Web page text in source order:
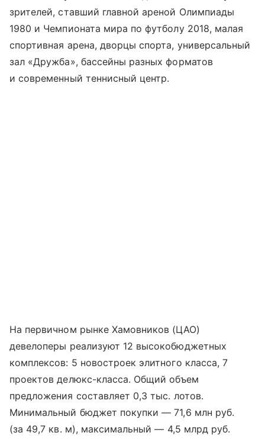
зрителей, ставший главной ареной Олимпиады
1980 и Чемпионата мира по футболу 2018, малая
спортивная арена, дворцы спорта, универсальный
зал «Дружба», бассейны разных форматов
и современный теннисный центр.
На первичном рынке Хамовников (ЦАО)
девелоперы реализуют 12 высокобюджетных
комплексов: 5 новостроек элитного класса, 7
проектов делюкс-класса. Общий объем
предложения составляет 0,3 тыс. лотов.
Минимальный бюджет покупки — 71,6 млн руб.
(за 49,7 кв. м), максимальный — 4,5 млрд руб.